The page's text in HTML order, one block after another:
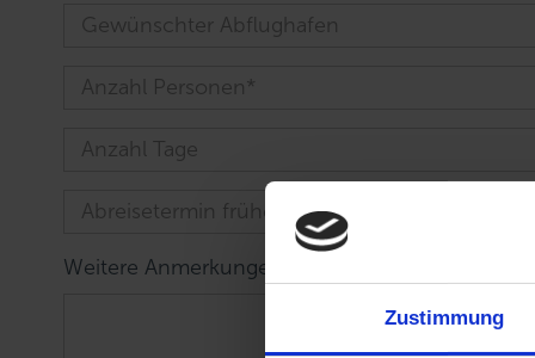
Zustimmung
Weitere Anmerkungen, Wünsche und Anzahl